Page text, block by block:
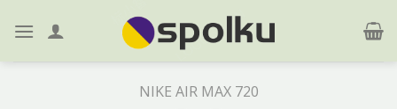
NIKE AIR MAX 720